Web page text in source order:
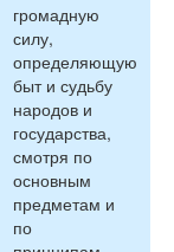
громадную
силу,
определяющую
быт и судьбу
народов и
государства,
смотря по
основным
предметам и
по